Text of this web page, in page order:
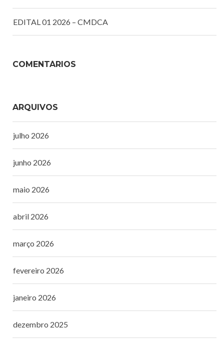
EDITAL 01 2026 – CMDCA
COMENTÁRIOS
ARQUIVOS
julho 2026
junho 2026
maio 2026
abril 2026
março 2026
fevereiro 2026
janeiro 2026
dezembro 2025